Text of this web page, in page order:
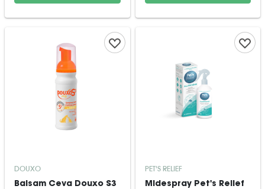
DOUXO
Balsam Ceva Douxo S3
PET'S RELIEF
Midespray Pet's Relief